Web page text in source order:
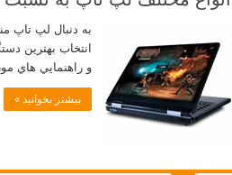
به دنبال لپ تاپ
انتخاب بهترين
و راهنمايي هاي
بیشتر بخوانید »